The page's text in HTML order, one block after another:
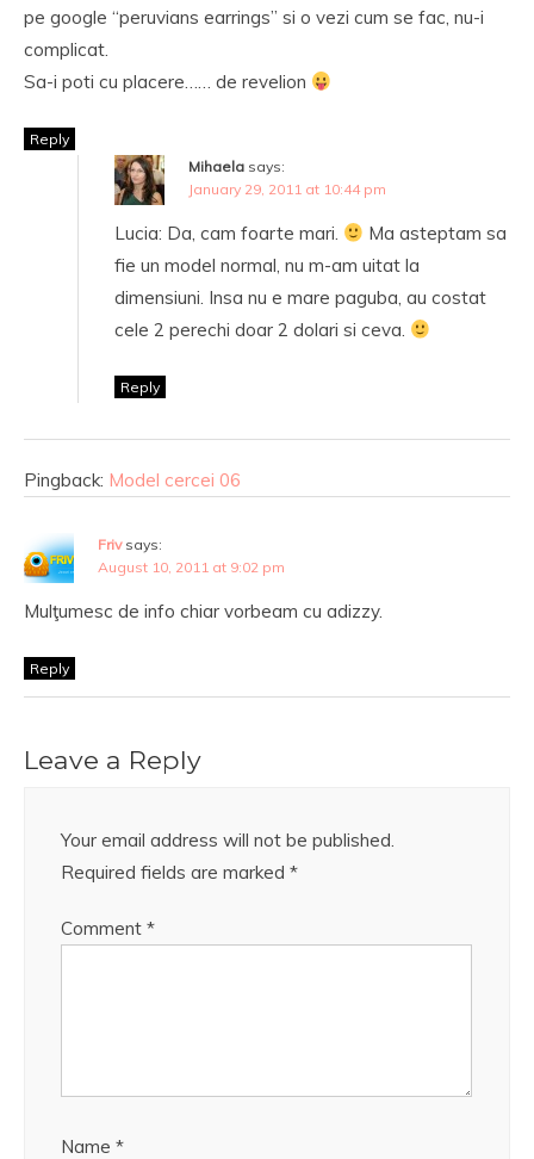
pe google “peruvians earrings” si o vezi cum se fac, nu-i
complicat.
Sa-i poti cu placere…… de revelion
Reply
Mihaela says:
January 29, 2011 at 10:44 pm
Lucia: Da, cam foarte mari.
Ma asteptam sa
fie un model normal, nu m-am uitat la
dimensiuni. Insa nu e mare paguba, au costat
cele 2 perechi doar 2 dolari si ceva.
Reply
Pingback: Model cercei 06
Friv says:
August 10, 2011 at 9:02 pm
Mulţumesc de info chiar vorbeam cu adizzy.
Reply
Leave a Reply
Your email address will not be published.
Required fields are marked *
Comment *
Name *